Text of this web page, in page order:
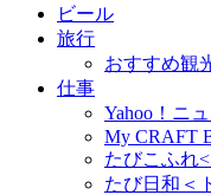
ビール
旅行
おすすめ観
仕事
Yahoo！ニ
My CRAFT
たびこふれ
たび日和＜